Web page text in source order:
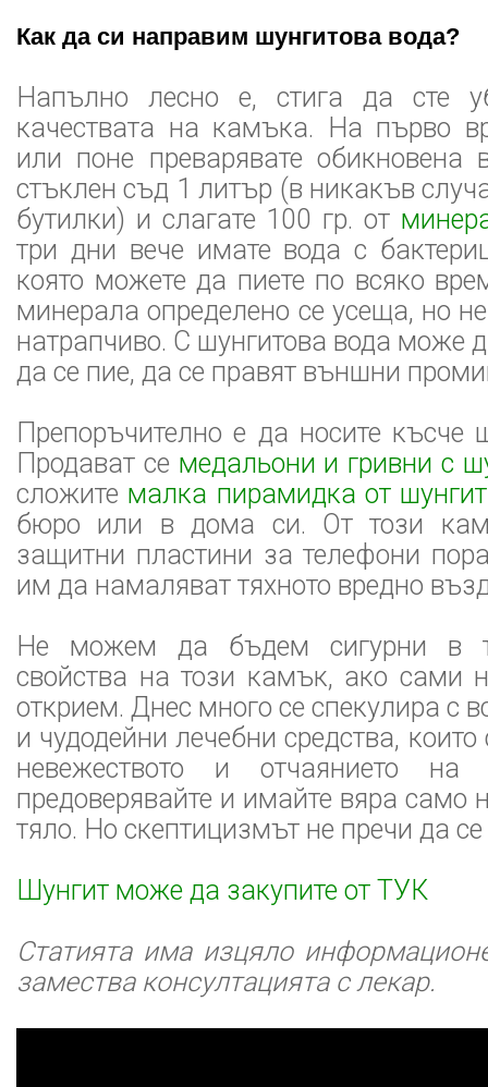
Как да си направим шунгитова вода?
Напълно лесно е, стига да сте
качествата на камъка. На първо
или поне преварявате обикновена
стъклен съд 1 литър (в никакъв
бутилки) и слагате 100 гр. от
три дни вече имате вода с
която можете да пиете по всяко
минерала определено се усеща, но
натрапчиво. С шунгитова вода може
да се пие, да се правят външни
Препоръчително е да носите късче
Продават се медальони и гривни с
сложите малка пирамидка от шунгит
бюро или в дома си. От този
защитни пластини за телефони
им да намаляват тяхното вредно
Не можем да бъдем сигурни в
свойства на този камък, ако сами
открием. Днес много се спекулира с
и чудодейни лечебни средства,
невежеството и отчаянието
предоверявайте и имайте вяра само
тяло. Но скептицизмът не пречи да
Шунгит може да закупите от ТУК
Статията има изцяло
замества консултацията с лекар.